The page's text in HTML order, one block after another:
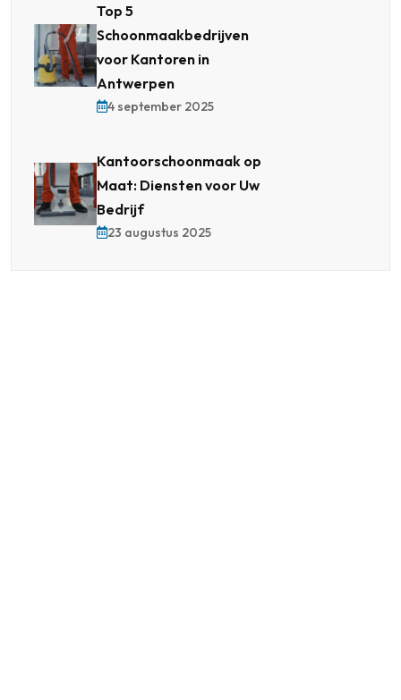
Top 5
Schoonmaakbedrijven
voor Kantoren in
Antwerpen
4 september 2025
Kantoorschoonmaak op
Maat: Diensten voor Uw
Bedrijf
23 augustus 2025